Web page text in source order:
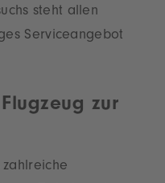
steht allen
Serviceangebot
zur